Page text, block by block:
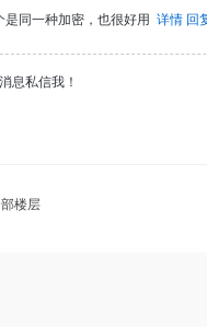
同一种加密，也很好用 详情 回
息私信我！
楼层